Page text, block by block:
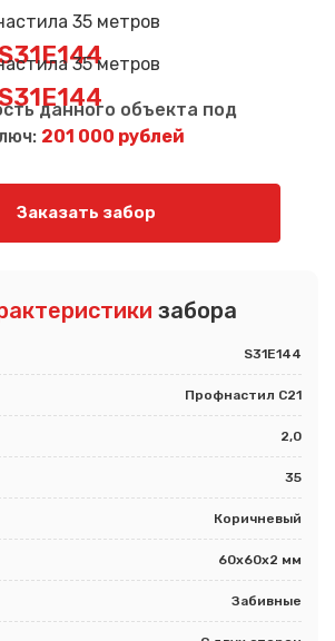
данного объекта под
201 000 рублей
Заказать забор
забора
S31E144
Профнастил С21
2,0
35
Коричневый
60х60х2 мм
Забивные